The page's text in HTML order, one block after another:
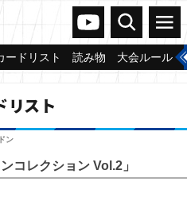
ヴァンガードch
検索 メニュー
ードリスト 読み物 大会ルール
リスト
ン
コレクション Vol.2」